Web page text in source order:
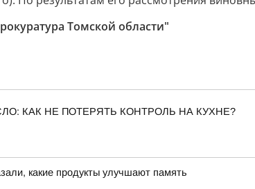
Томской области"
КАК НЕ ПОТЕРЯТЬ КОНТРОЛЬ НА КУХНЕ?
какие продукты улучшают память